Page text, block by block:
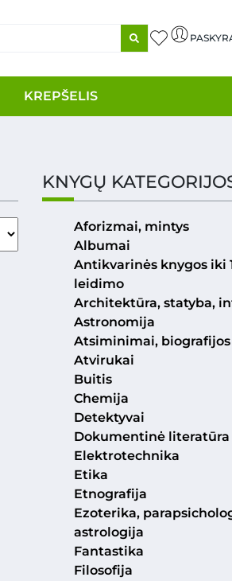
KREPŠELIS
KNYGŲ
Aforizmai, mintys
Albumai
Antikvarinės knygos iki
leidimo
Architektūra, statyba,
Astronomija
Atsiminimai, biografijos
Atvirukai
Buitis
Chemija
Detektyvai
Dokumentinė literatūra
Elektrotechnika
Etika
Etnografija
Ezoterika,
astrologija
Fantastika
Filosofija